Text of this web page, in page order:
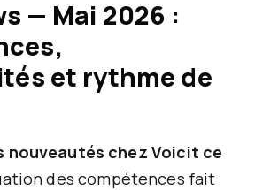
— Mai 2026 :
et rythme de
nouveautés chez Voicit ce
des compétences fait